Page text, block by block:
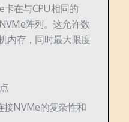
卡在与CPU相同的
阵列。这允许数
内存，同时最大限度
接NVMe的复杂性和